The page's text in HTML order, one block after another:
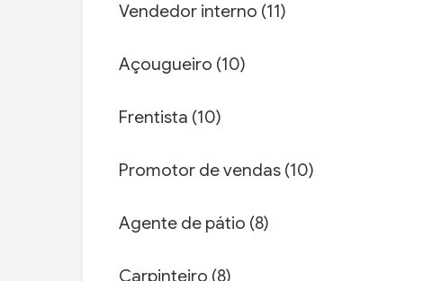
Vendedor interno (11)
Açougueiro (10)
Frentista (10)
Promotor de vendas (10)
Agente de pátio (8)
Carpinteiro (8)